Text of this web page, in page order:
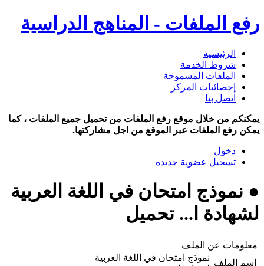
رفع الملفات - المناهج الدراسية
الرئيسية
شروط الخدمة
الملفات المسموحة
إحصائيات المركز
اتصل بنا
يمكنكم من خلال موقع رفع الملفات من تحميل جميع الملفات ، كما
يمكن رفع الملفات عبر الموقع من اجل مشاركتها.
دخول
تسجيل عضوية جديده
● نموذج امتحان في اللغة العربية
لشهادة ا... تحميل
معلومات عن الملف
اسم الملف
نموذج امتحان في اللغة العربية